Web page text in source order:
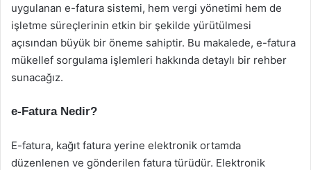
uygulanan e-fatura sistemi, hem vergi yönetimi hem de
işletme süreçlerinin etkin bir şekilde yürütülmesi
açısından büyük bir öneme sahiptir. Bu makalede, e-fatura
mükellef sorgulama işlemleri hakkında detaylı bir rehber
sunacağız.
e-Fatura Nedir?
E-fatura, kağıt fatura yerine elektronik ortamda
düzenlenen ve gönderilen fatura türüdür. Elektronik